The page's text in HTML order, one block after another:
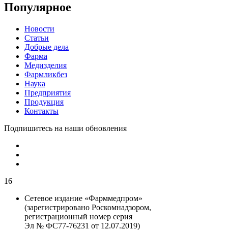
Популярное
Новости
Статьи
Добрые дела
Фарма
Медизделия
Фармликбез
Наука
Предприятия
Продукция
Контакты
Подпишитесь на наши обновления
16
Сетевое издание «Фарммедпром»
(зарегистрировано Роскомнадзором,
регистрационный номер серия
Эл № ФС77-76231 от 12.07.2019)